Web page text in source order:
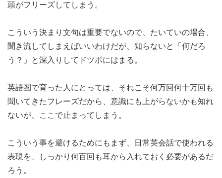
頭がフリーズしてしまう。
こういう決まり文句は重要でないので、たいていの場合、
聞き流してしまえばいいわけだが、知らないと「何だろ
う？」と深入りしてドツボにはまる。
英語圏で育った人にとっては、それこそ何万回何十万回も
聞いてきたフレーズだから、意識にも上がらないかも知れ
ないが、ここで止まってしまう。
こういう事を避けるためにもまず、日常英会話で使われる
表現を、しっかり何百回も耳から入れておく必要があるだ
ろう。